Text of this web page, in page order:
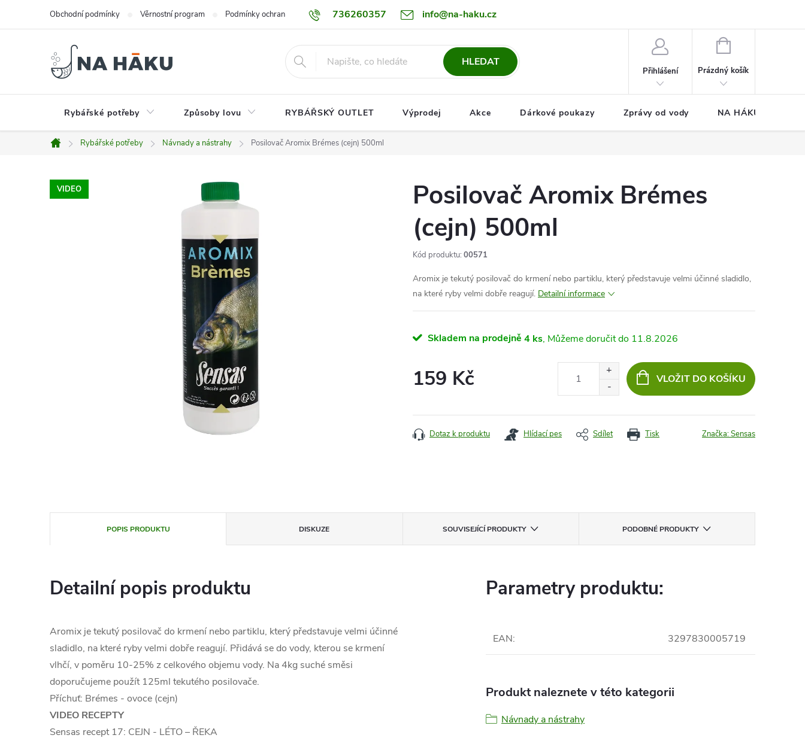
736260357 info@na-haku.cz
Obchodní podmínky Věrnostní program Podmínky ochrany osobních údajů Dopravy
HLEDAT
Přihlášení
NÁKUPNÍ
Prázdný košík
Rybářské potřeby Způsoby lovu RYBÁŘSKÝ OUTLET Výprodej Akce Dárkové poukazy Zprávy od vody NA HÁKU CUP
Domů
Rybářské potřeby Návnady a nástrahy Posilovač Aromix Brémes (cejn) 500ml
VIDEO
Posilovač Aromix Brémes
(cejn) 500ml
Kód produktu: 00571
Aromix je tekutý posilovač do krmení nebo partiklu, který představuje velmi účinné sladidlo,
na které ryby velmi dobře reagují. Detailní informace
Skladem na prodejně 4 ks 11.8.2026
159 Kč VLOŽIT DO KOŠÍKU
Tisk
Dotaz k produktu Hlídací pes Sdílet Značka:Sensas
POPIS PRODUKTU DISKUZE SOUVISEJÍCÍ PRODUKTY PODOBNÉ PRODUKTY
Detailní popis produktu
Aromix je tekutý posilovač do krmení nebo partiklu, který představuje velmi účinné
sladidlo, na které ryby velmi dobře reagují. Přidává se do vody, kterou se krmení
vlhčí, v poměru 10-25% z celkového objemu vody. Na 4kg suché směsi
doporučujeme použít 125ml tekutého posilovače.
Příchuť: Brémes - ovoce (cejn)
VIDEO RECEPTY
Sensas recept 17: CEJN - LÉTO – ŘEKA
Parametry produktu:
EAN: 3297830005719
Produkt naleznete v této kategorii
Návnady a nástrahy